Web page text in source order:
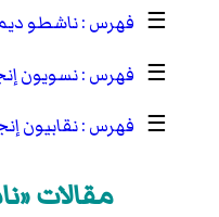
☰
ناشطو
☰
نسويون
☰
نقابيون
مقالات